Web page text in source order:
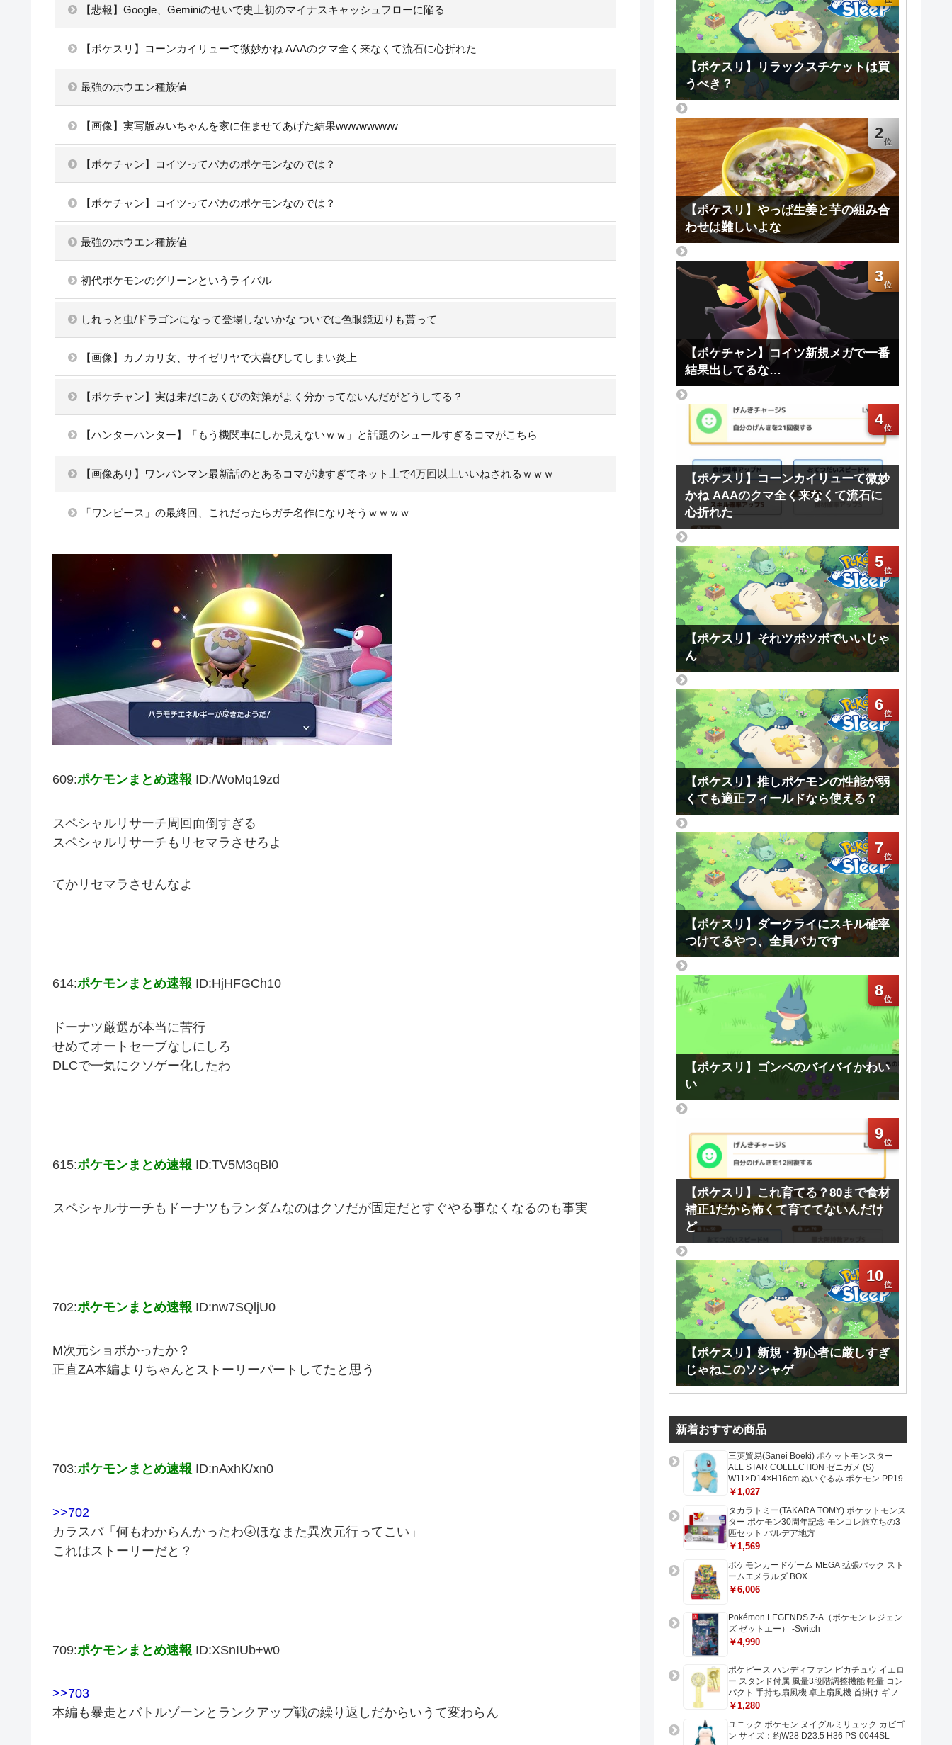
【悲報】Google、Geminiのせいで史上初のマイナスキャッシュフローに陥る
【ポケスリ】コーンカイリューて微妙かね AAAのクマ全く来なくて流石に心折れた
最強のホウエン種族値
【画像】実写版みいちゃんを家に住ませてあげた結果wwwwwwww
【ポケチャン】コイツってバカのポケモンなのでは？
【ポケチャン】コイツってバカのポケモンなのでは？
最強のホウエン種族値
初代ポケモンのグリーンというライバル
しれっと虫/ドラゴンになって登場しないかな ついでに色眼鏡辺りも貰って
【画像】カノカリ女、サイゼリヤで大喜びしてしまい炎上
【ポケチャン】実は未だにあくびの対策がよく分かってないんだがどうしてる？
【ハンターハンター】「もう機関車にしか見えないｗｗ」と話題のシュールすぎるコマがこちら
【画像あり】ワンパンマン最新話のとあるコマが凄すぎてネット上で4万回以上いいねされるｗｗｗ
「ワンピース」の最終回、これだったらガチ名作になりそうｗｗｗｗ
609:ポケモンまとめ速報 ID:/WoMq19zd
スペシャルリサーチ周回面倒すぎる
スペシャルリサーチもリセマラさせろよ
てかリセマラさせんなよ
614:ポケモンまとめ速報 ID:HjHFGCh10
ドーナツ厳選が本当に苦行
せめてオートセーブなしにしろ
DLCで一気にクソゲー化したわ
615:ポケモンまとめ速報 ID:TV5M3qBl0
スペシャルサーチもドーナツもランダムなのはクソだが固定だとすぐやる事なくなるのも事実
702:ポケモンまとめ速報 ID:nw7SQljU0
M次元ショボかったか？
正直ZA本編よりちゃんとストーリーパートしてたと思う
703:ポケモンまとめ速報 ID:nAxhK/xn0
>>702
カラスバ「何もわからんかったわ🌝ほなまた異次元行ってこい」
これはストーリーだと？
709:ポケモンまとめ速報 ID:XSnIUb+w0
>>703
本編も暴走とバトルゾーンとランクアップ戦の繰り返しだからいうて変わらん
【ポケスリ】リラックスチケットは買
うべき？
2
【ポケスリ】やっぱ生姜と芋の組み合
わせは難しいよな
3
【ポケチャン】コイツ新規メガで一番
結果出してるな…
4
【ポケスリ】コーンカイリューて微妙
かね AAAのクマ全く来なくて流石に
心折れた
5
【ポケスリ】それツボツボでいいじゃ
ん
6
【ポケスリ】推しポケモンの性能が弱
くても適正フィールドなら使える？
7
【ポケスリ】ダークライにスキル確率
つけてるやつ、全員バカです
8
【ポケスリ】ゴンベのバイバイかわい
い
9
【ポケスリ】これ育てる？80まで食材
補正1だから怖くて育ててないんだけ
ど
10
【ポケスリ】新規・初心者に厳しすぎ
じゃねこのソシャゲ
新着おすすめ商品
三英貿易(Sanei Boeki) ポケットモンスター
ALL STAR COLLECTION ゼニガメ (S)
W11×D14×H16cm ぬいぐるみ ポケモン PP19
￥1,027
タカラトミー(TAKARA TOMY) ポケットモンス
ター ポケモン30周年記念 モンコレ旅立ちの3
匹セット パルデア地方
￥1,569
ポケモンカードゲーム MEGA 拡張パック スト
ームエメラルダ BOX
￥6,006
Pokémon LEGENDS Z-A（ポケモン レジェン
ズ ゼットエー） -Switch
￥4,990
ポケピース ハンディファン ピカチュウ イエロ
ー スタンド付属 風量3段階調整機能 軽量 コン
パクト 手持ち扇風機 卓上扇風機 首掛け ギフト
プレゼントに最適 USB充電 Type-C対応
￥1,280
ユニック ポケモン ヌイグルミリュック カビゴ
ン サイズ：約W28 D23.5 H36 PS-0044SL